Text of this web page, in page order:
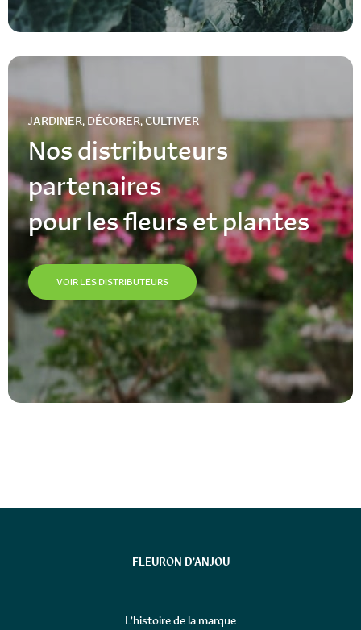
JARDINER, DÉCORER, CULTIVER
Nos distributeurs
partenaires
pour les fleurs et plantes
VOIR LES DISTRIBUTEURS
FLEURON D’ANJOU
L’histoire de la marque